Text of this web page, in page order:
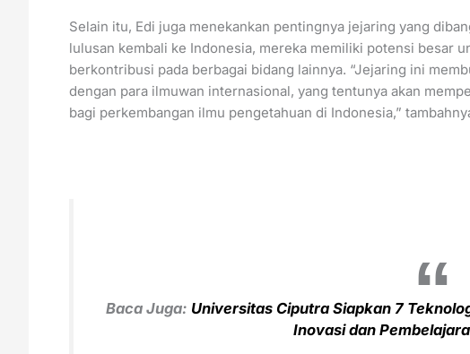
Selain itu, Edi juga menekankan pentingnya jejaring yang
lulusan kembali ke Indonesia, mereka memiliki potensi besar
berkontribusi pada berbagai bidang lainnya. “Jejaring ini
dengan para ilmuwan internasional, yang tentunya akan
bagi perkembangan ilmu pengetahuan di Indonesia,”
Baca Juga: Universitas Ciputra Siapkan 7
Inovasi dan